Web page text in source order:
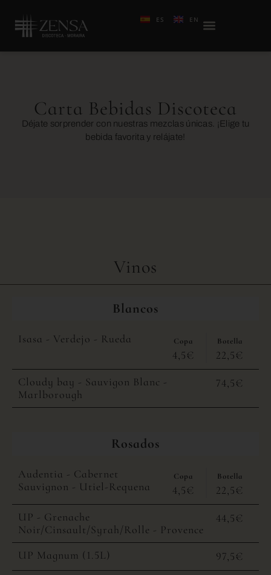
ES EN
Carta Bebidas Discoteca
Déjate sorprender con nuestras mezclas únicas. ¡Elige tu
bebida favorita y relájate!
Vinos
Blancos
Isasa - Verdejo - Rueda Copa
4,5€
Botella
22,5€
Cloudy bay - Sauvigon Blanc -
Marlborough
74,5€
Rosados
Audentia - Cabernet
Sauvignon - Utiel-Requena
Copa
4,5€
Botella
22,5€
UP - Grenache
Noir/Cinsault/Syrah/Rolle - Provence
44,5€
UP Magnum (1.5L)
97,5€